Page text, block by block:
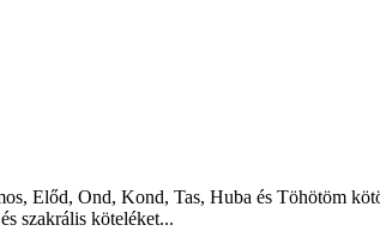
Előd, Ond, Kond, Tas, Huba és Töhötöm
szakrális köteléket...